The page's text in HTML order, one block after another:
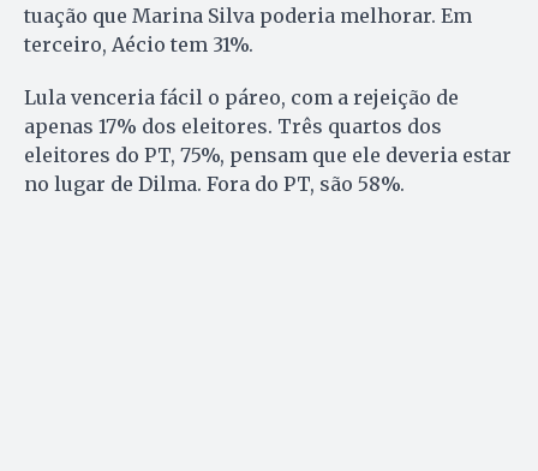
tuação que Marina Silva poderia me­lhorar. Em
terceiro, Aécio tem 31%.
Lula venceria fácil o páreo, com a rejeição de
apenas 17% dos eleitores. Três quartos dos
eleitores do PT, 75%, pensam que ele deveria estar
no lugar de Dilma. Fora do PT, são 58%.